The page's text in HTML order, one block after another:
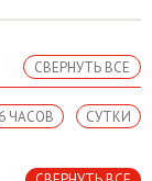
СВЕРНУТЬ ВСЕ
СУТКИ
6 ЧАСОВ